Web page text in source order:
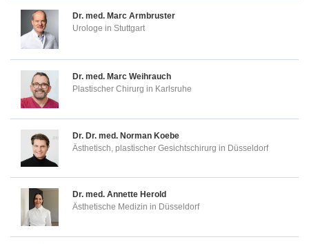
Dr. med. Marc Armbruster
Urologe in Stuttgart
Dr. med. Marc Weihrauch
Plastischer Chirurg in Karlsruhe
Dr. Dr. med. Norman Koebe
Ästhetisch, plastischer Gesichtschirurg in Düsseldorf
Dr. med. Annette Herold
Ästhetische Medizin in Düsseldorf